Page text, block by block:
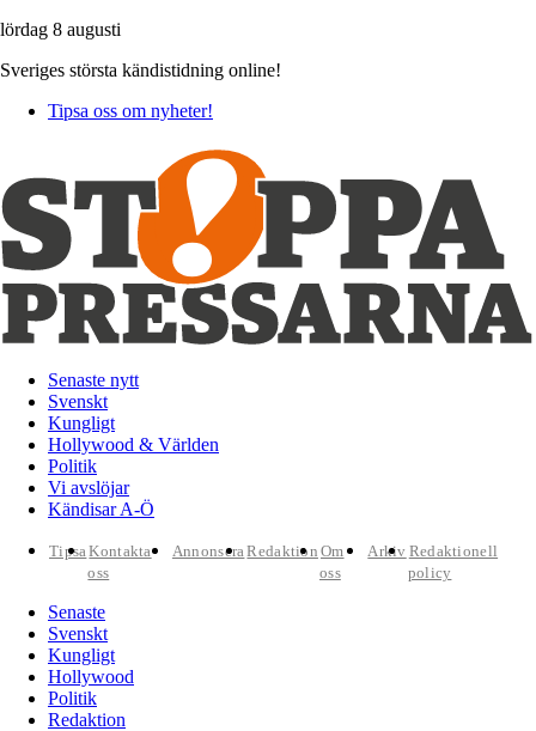
lördag 8 augusti
Sveriges största kändistidning online!
Tipsa oss om nyheter!
Senaste nytt
Svenskt
Kungligt
Hollywood & Världen
Politik
Vi avslöjar
Kändisar A-Ö
TipsaKontakta
oss
AnnonseraRedaktion Om
oss
Arkiv Redaktionell
policy
Senaste
Svenskt
Kungligt
Hollywood
Politik
Redaktion